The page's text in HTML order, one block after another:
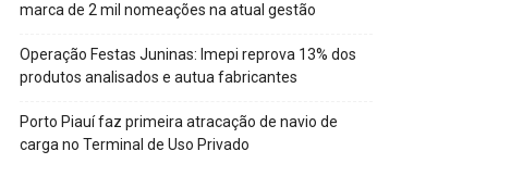
marca de 2 mil nomeações na atual gestão
Operação Festas Juninas: Imepi reprova 13% dos
produtos analisados e autua fabricantes
Porto Piauí faz primeira atracação de navio de
carga no Terminal de Uso Privado